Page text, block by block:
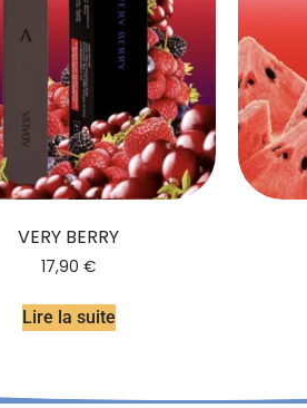
VERY BERRY
17,90 €
Lire la suite